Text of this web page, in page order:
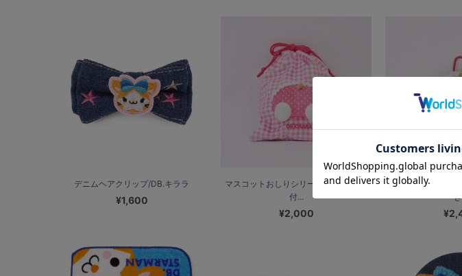
デニムヘアクリップ/DB.キララ
¥1,600
マスコットおしりシリーズ/マスコット
付...
¥2,000
マスコットおしり